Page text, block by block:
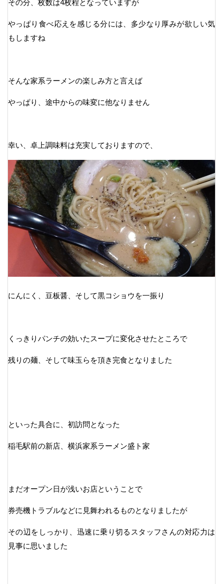
その分、枚数は4枚程となっていますが
やっぱり食べ応えを感じる分には、多少なり厚みが欲しい気
もしますね
そんな家系ラーメンの楽しみ方と言えば
やっぱり、途中からの味変に他なりません
幸い、卓上調味料は充実しておりますので、
にんにく、豆板醤、そして黒コショウを一振り
くっきりパンチの効いたスープに変化させたところで
残りの麺、そして味玉らを頂き完食となりました
といった具合に、初訪問となった
稲毛駅前の新店、横浜家系ラーメン盛ト家
まだオープン日が浅いお店ということで
券売機トラブルなどに見舞われるものとなりましたが
その辺をしっかり、迅速に乗り切るスタッフさんの対応力は
見事に思いました